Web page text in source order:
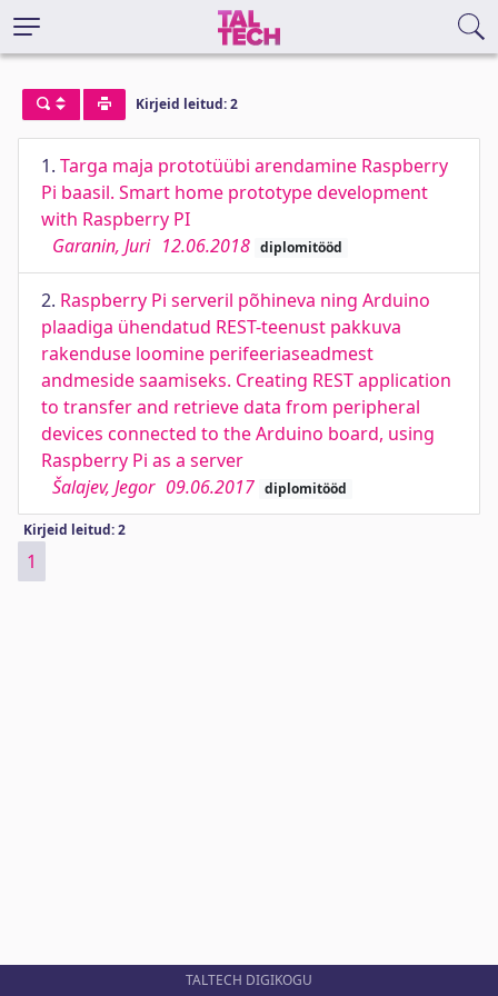
Kirjeid leitud: 2
1. Targa maja prototüübi arendamine Raspberry
Pi baasil. Smart home prototype development
with Raspberry PI
Garanin, Juri 12.06.2018 diplomitööd
2. Raspberry Pi serveril põhineva ning Arduino
plaadiga ühendatud REST-teenust pakkuva
rakenduse loomine perifeeriaseadmest
andmeside saamiseks. Creating REST application
to transfer and retrieve data from peripheral
devices connected to the Arduino board, using
Raspberry Pi as a server
Šalajev, Jegor 09.06.2017 diplomitööd
Kirjeid leitud: 2
1
TALTECH DIGIKOGU